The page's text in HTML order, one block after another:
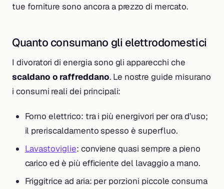
tue forniture sono ancora a prezzo di mercato.
Quanto consumano gli elettrodomestici
I divoratori di energia sono gli apparecchi che
scaldano o raffreddano. Le nostre guide misurano
i consumi reali dei principali:
Forno elettrico: tra i più energivori per ora d’uso;
il preriscaldamento spesso è superfluo.
Lavastoviglie: conviene quasi sempre a pieno
carico ed è più efficiente del lavaggio a mano.
Friggitrice ad aria: per porzioni piccole consuma